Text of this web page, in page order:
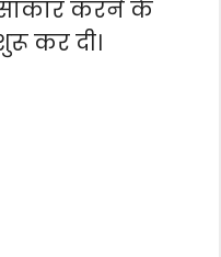
करने के
कर दी।